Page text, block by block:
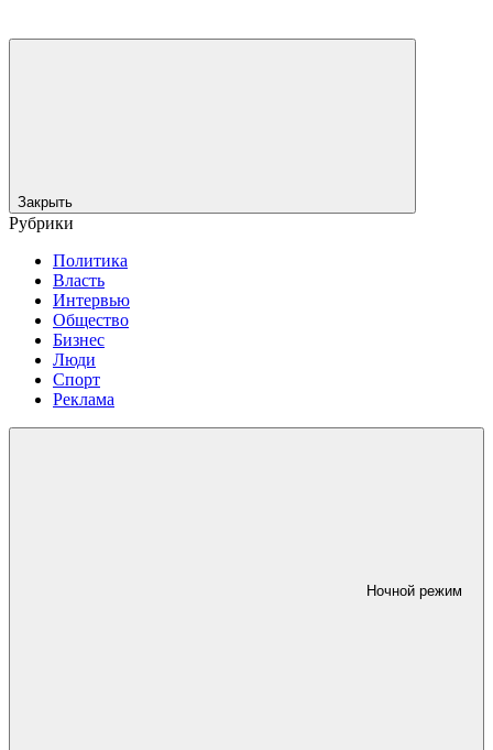
Закрыть
Рубрики
Политика
Власть
Интервью
Общество
Бизнес
Люди
Спорт
Реклама
Ночной режим